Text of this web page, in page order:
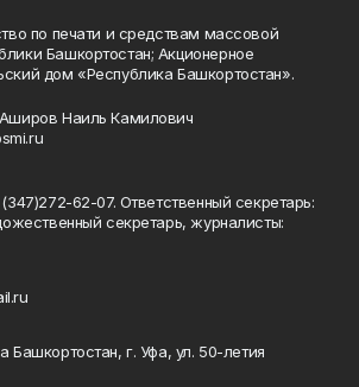
по печати и средствам массовой
Башкортостан; Акционерное
дом «Республика Башкортостан».
Наиль Камилович
62-07. Ответственный секретарь:
секретарь, журналисты:
Башкортостан, г. Уфа, ул. 50-летия